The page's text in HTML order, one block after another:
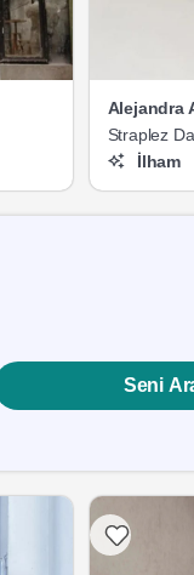
Alejandra
Straplez
İlham
Seni
Listeme Ekle